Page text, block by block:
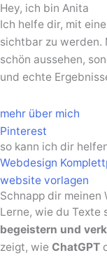
Hey, ich bin Anita
Ich helfe dir, mit
sichtbar zu werden.
schön aussehen,
und echte
mehr über mich
Pinterest
so kann ich dir
Webdesign
website vorlagen
Schnapp dir
Lerne, wie du Texte
begeistern und
zeigt, wie ChatGPT